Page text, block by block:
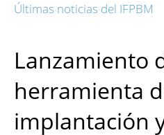
Últimas noticias del IFPBM
Lanzamiento
herramienta
implantación